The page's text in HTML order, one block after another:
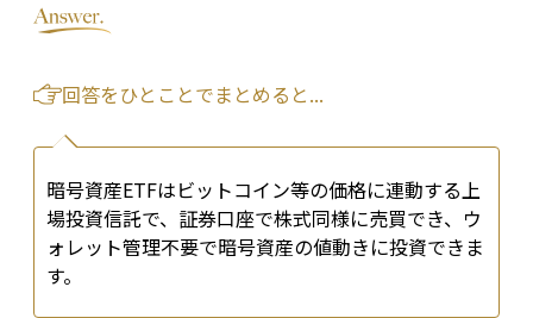
回答をひとことでまとめると...
暗号資産ETFはビットコイン等の価格に連動する上
場投資信託で、証券口座で株式同様に売買でき、ウ
ォレット管理不要で暗号資産の値動きに投資できま
す。